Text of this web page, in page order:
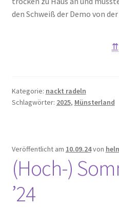
den Schweiß der Demo von
⇈
Kategorie: nackt radeln
Schlagwörter: 2025, Münsterland
Veröffentlicht am 10.09.24von
(Hoch-)
’24